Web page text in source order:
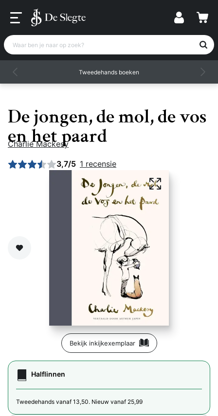
Waar ben je naar op zoek?
Tweedehands boeken
De jongen, de mol, de vos
en het paard
Charlie Mackesy
Gemiddelde beoordeling: 3,71 uit 5
3,7/5 1 recensie
Bekijk inkijkexemplaar
Halflinnen
Tweedehands vanaf 13,50. Nieuw vanaf 25,99